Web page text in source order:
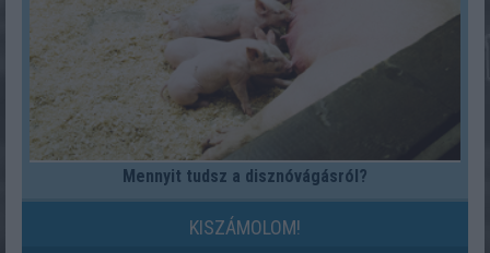
Mennyit tudsz a disznóvágásról?
KISZÁMOLOM!